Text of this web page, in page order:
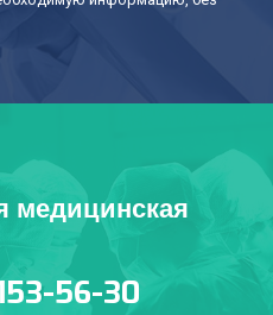
медицинская
56-30